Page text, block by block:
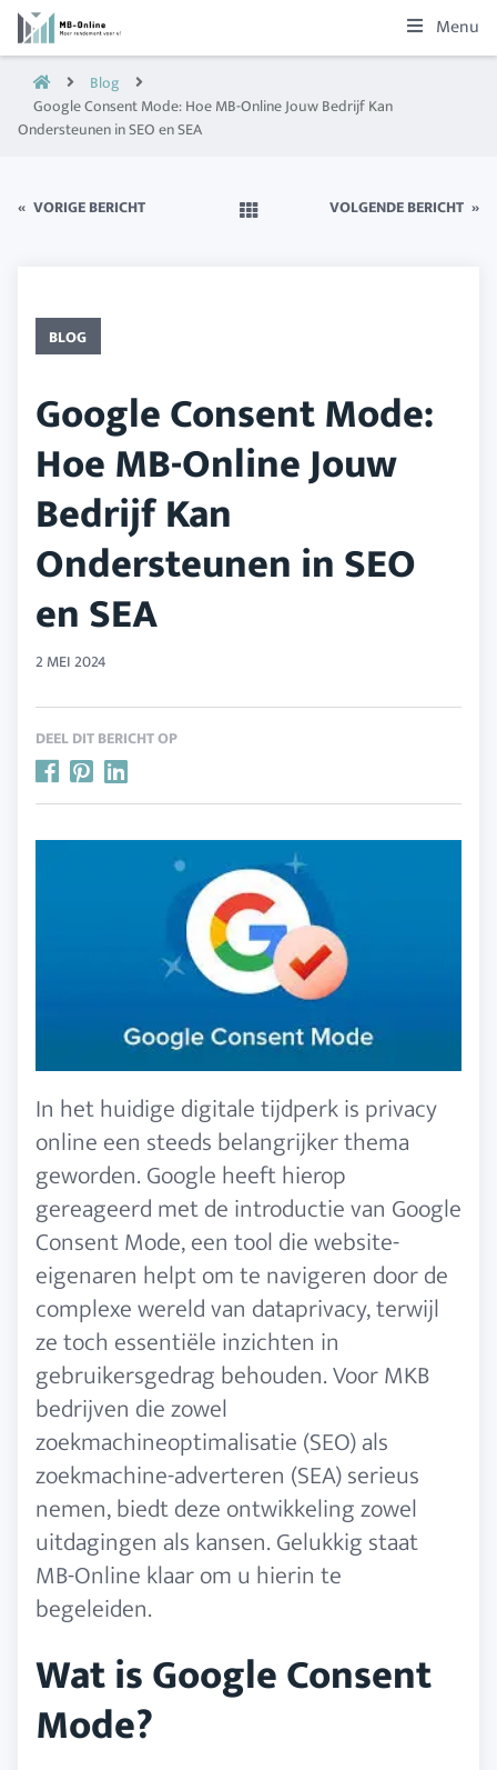
Menu
Blog
Google Consent Mode: Hoe MB-Online Jouw Bedrijf Kan
Ondersteunen in SEO en SEA
« VORIGE BERICHT VOLGENDE BERICHT »
BLOG
Google Consent Mode:
Hoe MB-Online Jouw
Bedrijf Kan
Ondersteunen in SEO
en SEA
2 MEI 2024
DEEL DIT BERICHT OP
In het huidige digitale tijdperk is privacy
online een steeds belangrijker thema
geworden. Google heeft hierop
gereageerd met de introductie van Google
Consent Mode, een tool die website-
eigenaren helpt om te navigeren door de
complexe wereld van dataprivacy, terwijl
ze toch essentiële inzichten in
gebruikersgedrag behouden. Voor MKB
bedrijven die zowel
zoekmachineoptimalisatie (SEO) als
zoekmachine-adverteren (SEA) serieus
nemen, biedt deze ontwikkeling zowel
uitdagingen als kansen. Gelukkig staat
MB-Online klaar om u hierin te
begeleiden.
Wat is Google Consent
Mode?